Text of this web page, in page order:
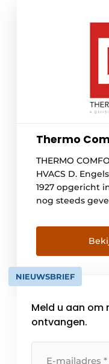
Thermo
THERMO
HVACS D.
1927 opgericht
nog steeds
miljoen euro.
drie terreinen:
(sinds 1967),
airconditioning
NIEUWSBRIEF
Meld u aan om
ontvangen.